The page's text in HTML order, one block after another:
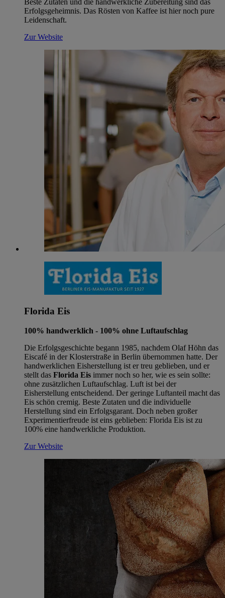
Erfolgsgeheimnis. Das Rösten von Kaffee ist hier noch pure
Leidenschaft.
Zur Website
Florida Eis
100% handwerklich - 100% ohne Luftaufschlag
Die Erfolgsgeschichte begann 1985, nachdem Olaf Höhn das
Eiscafé in der Klosterstraße in Berlin übernommen hatte. Der
handwerklichen Eisherstellung ist er treu geblieben, und er
stellt das Florida Eis immer noch so her, wie es sein sollte:
ohne zusätzlichen Luftaufschlag. Luft ist bei der
Eisherstellung entscheidend. Der geringe Luftanteil macht das
Eis schön cremig. Beste Zutaten und die individuelle
Herstellung sind ein Erfolgsgarant. Doch neben großer
Experimentierfreude ist eins geblieben: Florida Eis ist zu
100% eine handwerkliche Produktion.
Zur Website